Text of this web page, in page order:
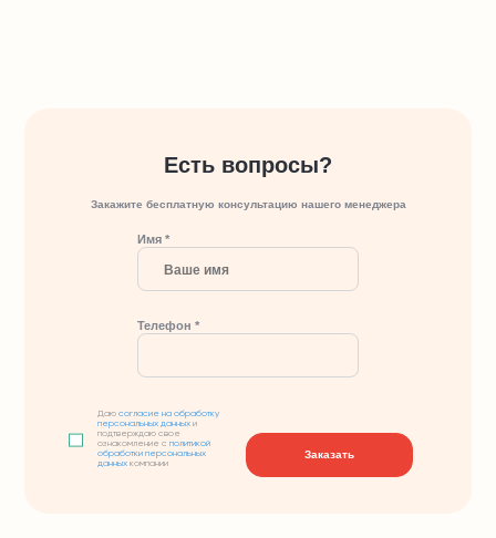
Есть вопросы?
Закажите бесплатную консультацию нашего менеджера
Имя *
Телефон *
Даюсогласие на обработку
персональных данных и
подтверждаю свое
ознакомление сполитикой
обработки персональных
данных компании
Заказать